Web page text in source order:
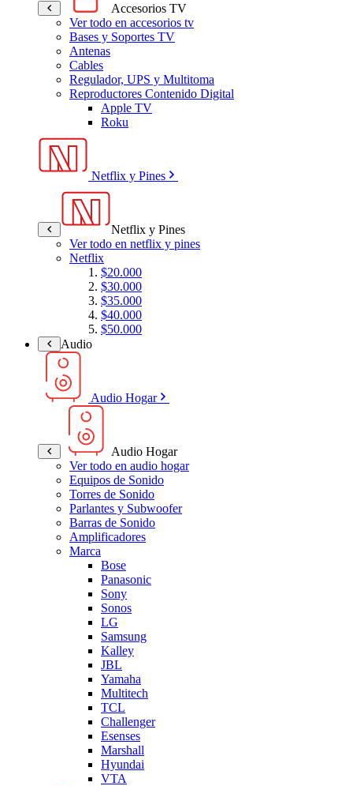
Accesorios TV
Ver todo en accesorios tv
Bases y Soportes TV
Antenas
Cables
Regulador, UPS y Multitoma
Reproductores Contenido Digital
Apple TV
Roku
Netflix y Pines
Netflix y Pines
Ver todo en netflix y pines
Netflix
$20.000
$30.000
$35.000
$40.000
$50.000
Audio
Audio Hogar
Audio Hogar
Ver todo en audio hogar
Equipos de Sonido
Torres de Sonido
Parlantes y Subwoofer
Barras de Sonido
Amplificadores
Marca
Bose
Panasonic
Sony
Sonos
LG
Samsung
Kalley
JBL
Yamaha
Multitech
TCL
Challenger
Esenses
Marshall
Hyundai
VTA